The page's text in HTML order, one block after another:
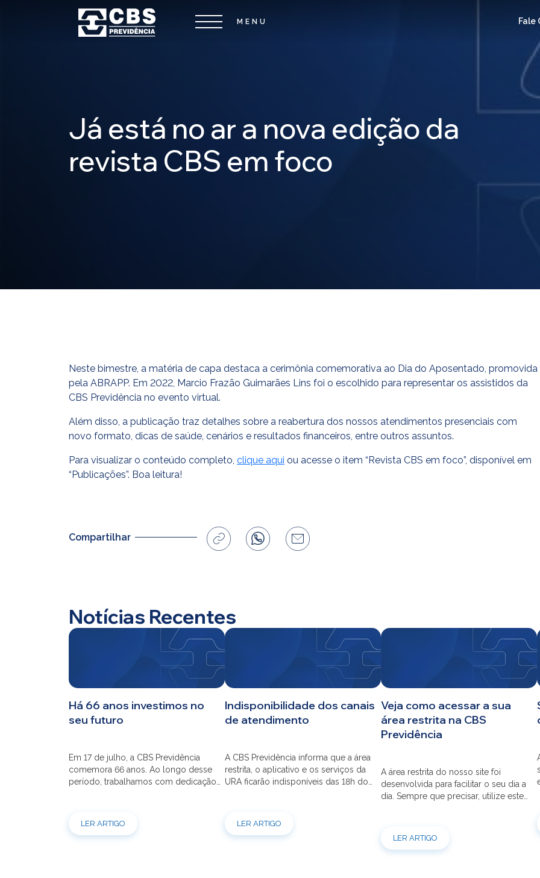
Fale
CBS
Investimentos
Já está no ar a nova edição da
revista CBS em foco
Neste bimestre, a matéria de capa destaca a cerimônia comemorativa ao Dia do Aposentado, promovida
pela ABRAPP. Em 2022, Marcio Frazão Guimarães Lins foi o escolhido para representar os assistidos da
CBS Previdência no evento virtual.
Além disso, a publicação traz detalhes sobre a reabertura dos nossos atendimentos presenciais com
novo formato, dicas de saúde, cenários e resultados financeiros, entre outros assuntos.
Para visualizar o conteúdo completo, clique aqui ou acesse o item “Revista CBS em foco”, disponível em
“Publicações”. Boa leitura!
Compartilhar
Notícias Recentes
Há 66 anos investimos no
seu futuro
Em 17 de julho, a CBS Previdência
comemora 66 anos. Ao longo desse
período, trabalhamos com dedicação
aniversário, reforçamos o nosso
LER ARTIGO
Indisponibilidade dos canais
de atendimento
A CBS Previdência informa que a área
restrita, o aplicativo e os serviços da
URA ficarão indisponíveis das 18h do
por e-mail também ficarão
LER ARTIGO
Veja como acessar a sua
área restrita na CBS
Previdência
A área restrita do nosso site foi
desenvolvida para facilitar o seu dia a
dia. Sempre que precisar, utilize este
acesso, confira o passo a passo.
LER ARTIGO